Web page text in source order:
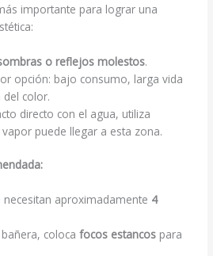
importante para lograr una
o reflejos molestos.
opción: bajo consumo, larga vida
color.
directo con el agua, utiliza
puede llegar a esta zona.
necesitan aproximadamente 4
bañera, colocafocos estancos para